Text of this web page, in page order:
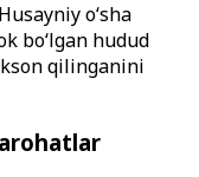
o‘sha
bo‘lgan hudud
qilinganini